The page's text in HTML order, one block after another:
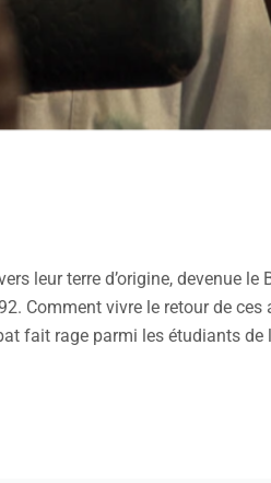
leur terre d’origine, devenue le
Comment vivre le retour de ces
fait rage parmi les étudiants de